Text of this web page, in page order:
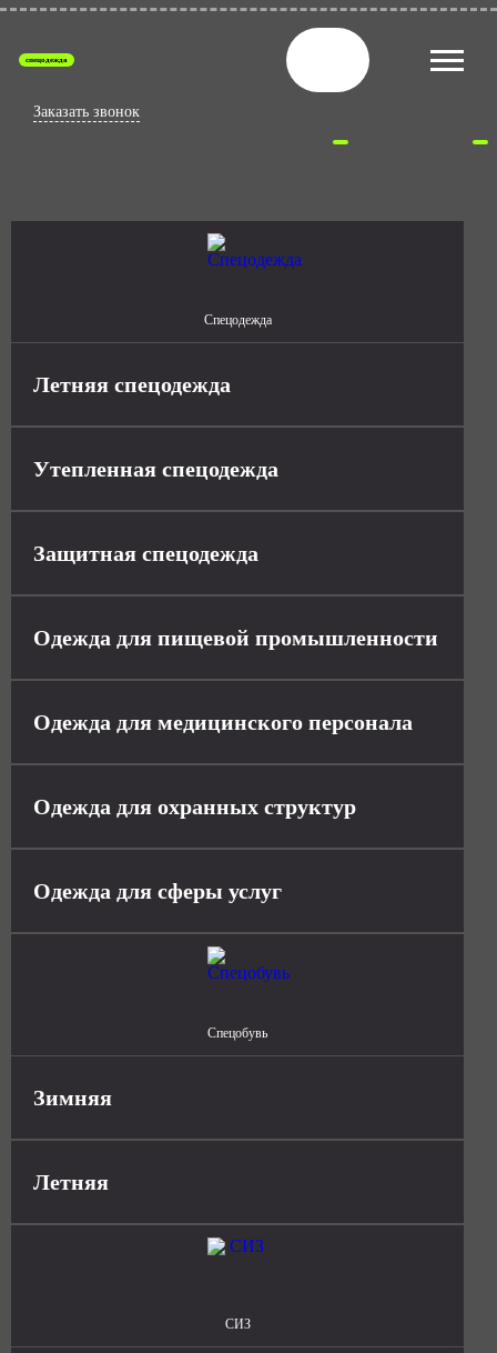
спецодежда
Заказать звонок
Спецодежда
Летняя спецодежда
Утепленная спецодежда
Защитная спецодежда
Одежда для пищевой промышленности
Одежда для медицинского персонала
Одежда для охранных структур
Одежда для сферы услуг
Спецобувь
Зимняя
Летняя
СИЗ